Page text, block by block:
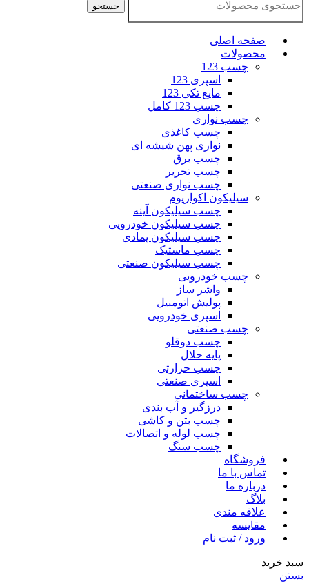
جستجو
صفحه اصلی
محصولات
چسب 123
اسپری 123
مایع تکی 123
چسب 123 کامل
چسب نواری
چسب کاغذی
نواری پهن شیشه ای
چسب برق
چسب تحریر
چسب نواری صنعتی
سیلیکون اکواریوم
چسب سیلیکون آینه
چسب سیلیکون خودرویی
چسب سیلیکون پمادی
چسب ماستیک
چسب سیلیکون صنعتی
چسب خودرویی
واشر ساز
پولیش اتومبیل
اسپری خودرویی
چسب صنعتی
چسب دوقلو
پایه حلال
چسب حرارتی
اسپری صنعتی
چسب ساختمانی
درزگیر و آب بندی
چسب بتن و کاشی
چسب لوله و اتصالات
چسب سنگ
فروشگاه
تماس با ما
درباره ما
بلاگ
علاقه مندی
مقایسه
ورود / ثبت نام
سبد خرید
بستن